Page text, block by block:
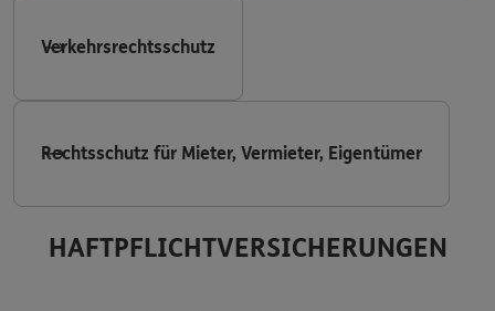
Verkehrsrechtsschutz
Rechtsschutz für Mieter, Vermieter, Eigentümer
HAFTPFLICHTVERSICHERUNGEN